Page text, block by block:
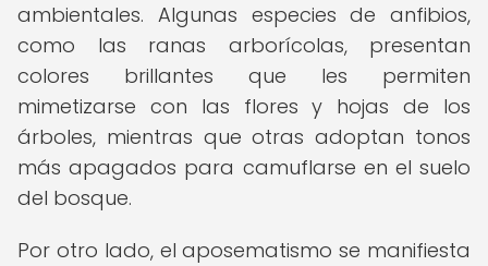
ambientales. Algunas especies de anfibios,
como las ranas arborícolas, presentan
colores brillantes que les permiten
mimetizarse con las flores y hojas de los
árboles, mientras que otras adoptan tonos
más apagados para camuflarse en el suelo
del bosque.
Por otro lado, el aposematismo se manifiesta